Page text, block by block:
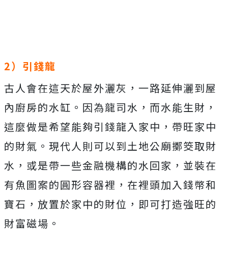
2）引錢龍
古人會在這天於屋外灑灰，一路延伸灑到屋
內廚房的水缸。因為龍司水，而水能生財，
這麼做是希望能夠引錢龍入家中，帶旺家中
的財氣。現代人則可以到土地公廟擲筊取財
水，或是帶一些金融機構的水回家，並裝在
有魚圖案的圓形容器裡，在裡頭加入錢幣和
寶石，放置於家中的財位，即可打造強旺的
財富磁場。